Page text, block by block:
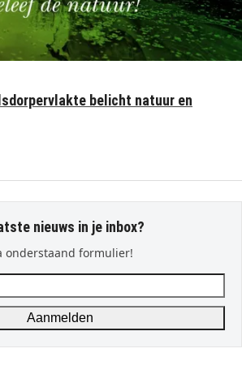
belicht natuur en
nieuws in je inbox?
onderstaand formulier!
Aanmelden